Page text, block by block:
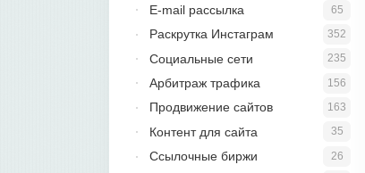
65
E-mail рассылка
352
Раскрутка Инстаграм
235
Социальные сети
156
Арбитраж трафика
163
Продвижение сайтов
35
Контент для сайта
26
Ссылочные биржи